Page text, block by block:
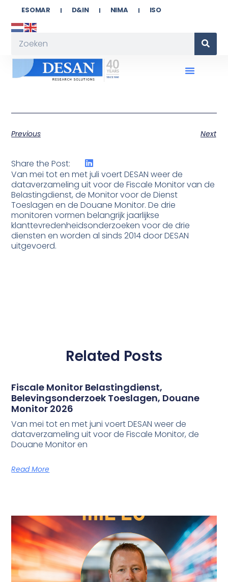
ESOMAR D&IN NIMA ISO
Previous Next
Share the Post:
Van mei tot en met juli voert DESAN weer de
dataverzameling uit voor de Fiscale Monitor van de
Belastingdienst, de Monitor voor de Dienst
Toeslagen en de Douane Monitor. De drie
monitoren vormen belangrijk jaarlijkse
klanttevredenheidsonderzoeken voor de drie
diensten en worden al sinds 2014 door DESAN
uitgevoerd.
Related Posts
Fiscale Monitor Belastingdienst,
Belevingsonderzoek Toeslagen, Douane
Monitor 2026
Van mei tot en met juni voert DESAN weer de
dataverzameling uit voor de Fiscale Monitor, de
Douane Monitor en
Read More